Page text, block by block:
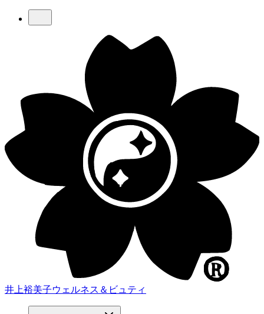
井上裕美子ウェルネス＆ビュティ